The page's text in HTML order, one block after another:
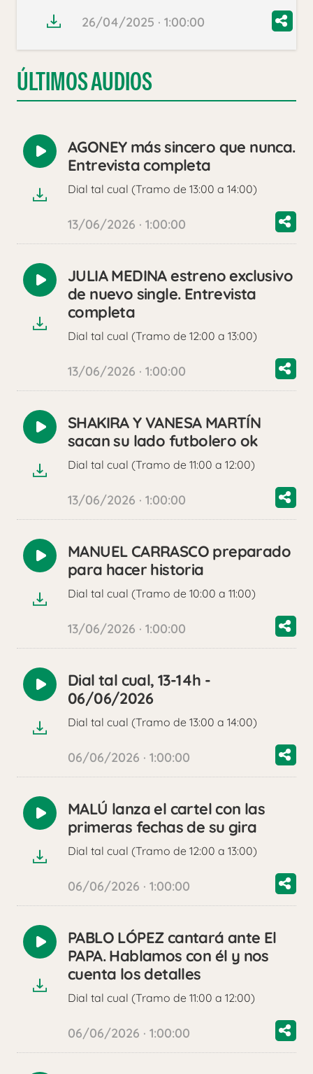
26/04/2025 · 1:00:00
ÚLTIMOS AUDIOS
Reproducir
audio
AGONEY más sincero que nunca.
Entrevista completa
Dial tal cual (Tramo de 13:00 a 14:00)
13/06/2026 · 1:00:00
Reproducir
audio
JULIA MEDINA estreno exclusivo
de nuevo single. Entrevista
completa
Dial tal cual (Tramo de 12:00 a 13:00)
13/06/2026 · 1:00:00
Reproducir
audio
SHAKIRA Y VANESA MARTÍN
sacan su lado futbolero ok
Dial tal cual (Tramo de 11:00 a 12:00)
13/06/2026 · 1:00:00
Reproducir
audio
MANUEL CARRASCO preparado
para hacer historia
Dial tal cual (Tramo de 10:00 a 11:00)
13/06/2026 · 1:00:00
Reproducir
audio
Dial tal cual, 13-14h -
06/06/2026
Dial tal cual (Tramo de 13:00 a 14:00)
06/06/2026 · 1:00:00
Reproducir
audio
MALÚ lanza el cartel con las
primeras fechas de su gira
Dial tal cual (Tramo de 12:00 a 13:00)
06/06/2026 · 1:00:00
Reproducir
audio
PABLO LÓPEZ cantará ante El
PAPA. Hablamos con él y nos
cuenta los detalles
Dial tal cual (Tramo de 11:00 a 12:00)
06/06/2026 · 1:00:00